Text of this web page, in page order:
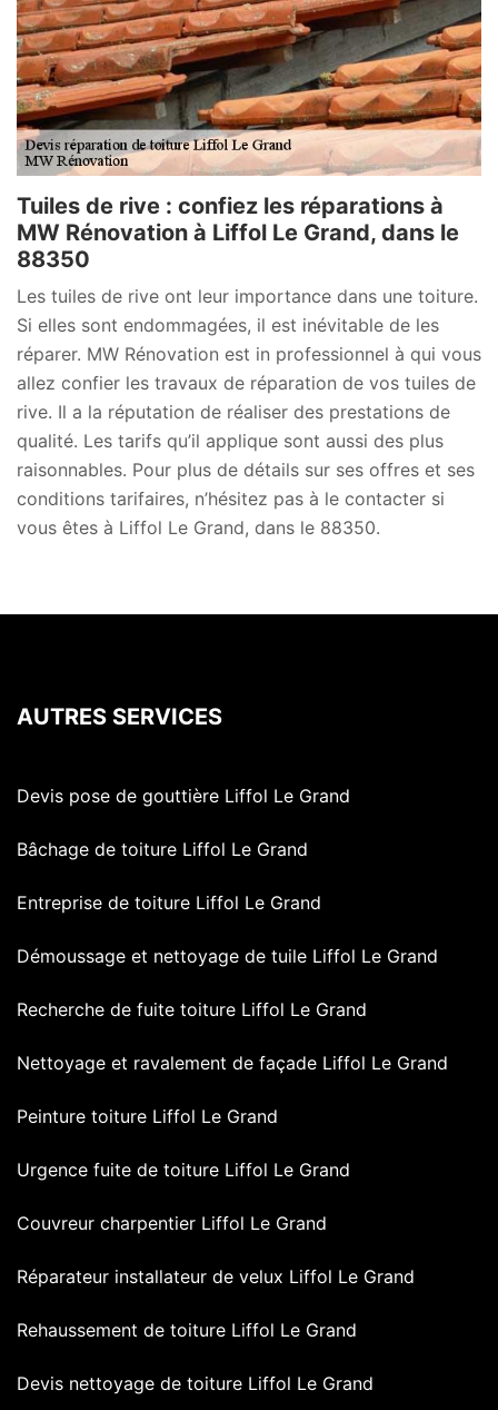
Tuiles de rive : confiez les réparations à
MW Rénovation à Liffol Le Grand, dans le
88350
Les tuiles de rive ont leur importance dans une toiture.
Si elles sont endommagées, il est inévitable de les
réparer. MW Rénovation est in professionnel à qui vous
allez confier les travaux de réparation de vos tuiles de
rive. Il a la réputation de réaliser des prestations de
qualité. Les tarifs qu’il applique sont aussi des plus
raisonnables. Pour plus de détails sur ses offres et ses
conditions tarifaires, n’hésitez pas à le contacter si
vous êtes à Liffol Le Grand, dans le 88350.
AUTRES SERVICES
Devis pose de gouttière Liffol Le Grand
Bâchage de toiture Liffol Le Grand
Entreprise de toiture Liffol Le Grand
Démoussage et nettoyage de tuile Liffol Le Grand
Recherche de fuite toiture Liffol Le Grand
Nettoyage et ravalement de façade Liffol Le Grand
Peinture toiture Liffol Le Grand
Urgence fuite de toiture Liffol Le Grand
Couvreur charpentier Liffol Le Grand
Réparateur installateur de velux Liffol Le Grand
Rehaussement de toiture Liffol Le Grand
Devis nettoyage de toiture Liffol Le Grand